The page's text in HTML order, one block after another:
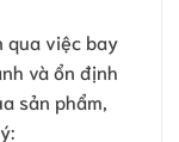
qua việc bay
và ổn định
sản phẩm,